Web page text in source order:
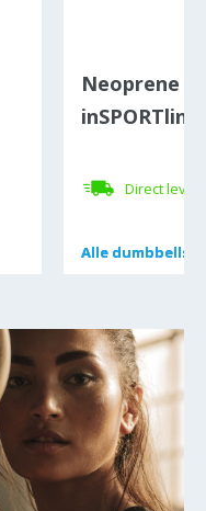
Neoprene
Direct
Alle dumbbells
Alle dumbbells